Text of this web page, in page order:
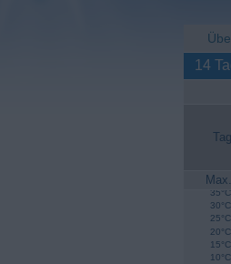
14
Tag
Max.
10°C
15°C
20°C
25°C
30°C
35°C